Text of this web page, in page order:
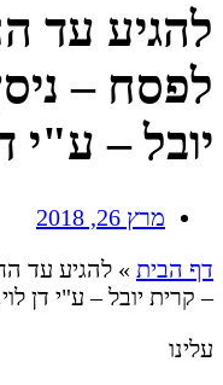
להגיע עד
לפסח –
יובל – ע"י
מרץ 26, 2018
דף הבית » להגיע עד
– קרית יובל – ע"י דן
עלינו